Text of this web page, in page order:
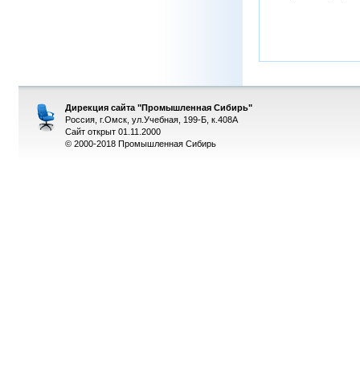
Дирекция сайта "Промышленная Сибирь"
Россия, г.Омск, ул.Учебная, 199-Б, к.408А
Сайт открыт 01.11.2000
© 2000-2018 Промышленная Сибирь